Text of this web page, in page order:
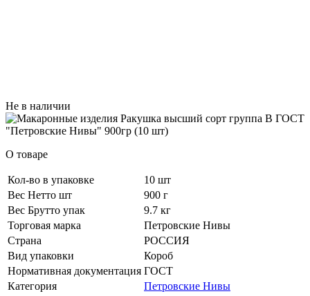
Не в наличии
О товаре
Кол-во в упаковке
10 шт
Вес Нетто шт
900 г
Вес Брутто упак
9.7 кг
Торговая марка
Петровские Нивы
Страна
РОССИЯ
Вид упаковки
Короб
Нормативная документация ГОСТ
Категория
Петровские Нивы